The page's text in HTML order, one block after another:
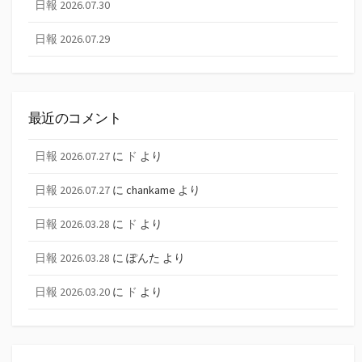
日報 2026.07.30
日報 2026.07.29
最近のコメント
日報 2026.07.27 に ド より
日報 2026.07.27 に chankame より
日報 2026.03.28 に ド より
日報 2026.03.28 に ぽんた より
日報 2026.03.20 に ド より